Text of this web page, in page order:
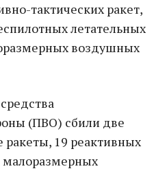
тактических ракет,
летательных
воздушных
(ПВО) сбили две
ракеты, 19 реактивных
малоразмерных